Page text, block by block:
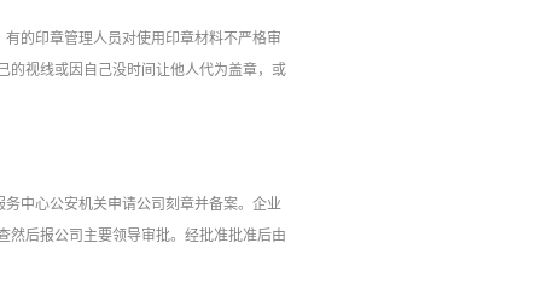
的印章管理人员对使用印章材料不严格审
的视线或因自己没时间让他人代为盖章，或
中心公安机关申请公司刻章‍并备案。企业
然后报公司主要领导审批。经批准批准后由